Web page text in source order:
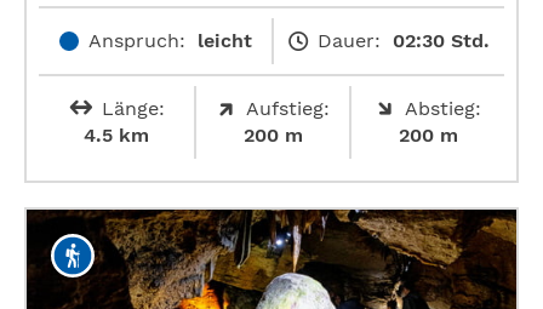
Anspruch: leicht Dauer: 02:30 Std.
Länge:
4.5 km
Aufstieg:
200 m
Abstieg:
200 m